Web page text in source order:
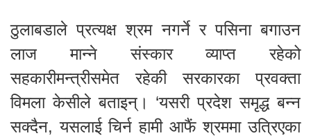
ठुलाबडाले प्रत्यक्ष श्रम नगर्ने र पसिना बगाउन
लाज मान्ने संस्कार व्याप्त रहेको
सहकारीमन्त्रीसमेत रहेकी सरकारका प्रवक्ता
विमला केसीले बताइन्। ‘यसरी प्रदेश समृद्ध बन्न
सक्दैन, यसलाई चिर्न हामी आफैं श्रममा उत्रिएका